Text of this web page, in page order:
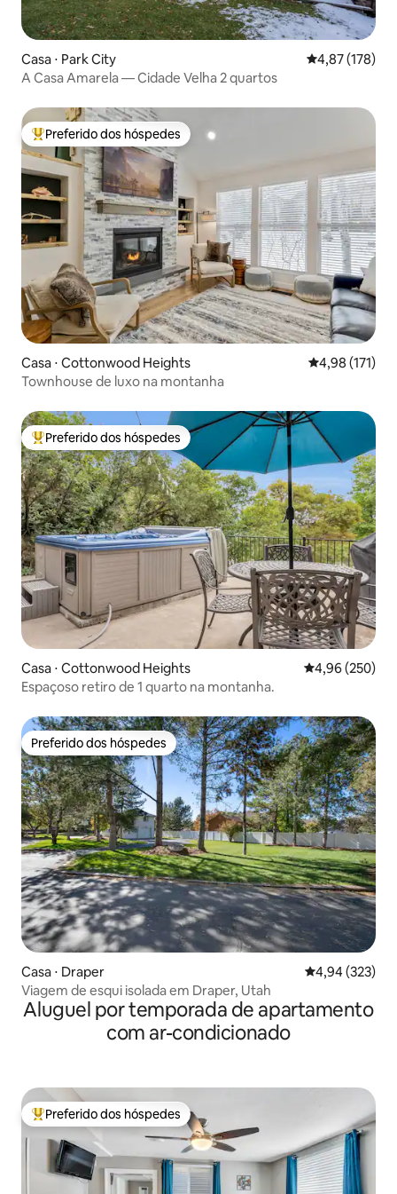
Casa ⋅ Park City 4,87 de uma
4,87 (178)
A Casa Amarela — Cidade Velha 2 quartos
Entre os melhores preferidos dos hóspedes
Preferido dos hóspedes
Casa ⋅ Cottonwood Heights 4,98 de uma
4,98 (171)
Townhouse de luxo na montanha
Entre os melhores preferidos dos hóspedes
Preferido dos hóspedes
Casa ⋅ Cottonwood Heights 4,96 de uma
4,96 (250)
Espaçoso retiro de 1 quarto na montanha.
Preferido dos hóspedes
Preferido dos hóspedes
Casa ⋅ Draper 4,94 de uma
4,94 (323)
Viagem de esqui isolada em Draper, Utah
Aluguel por temporada de apartamento
com ar-condicionado
Entre os melhores preferidos dos hóspedes
Preferido dos hóspedes